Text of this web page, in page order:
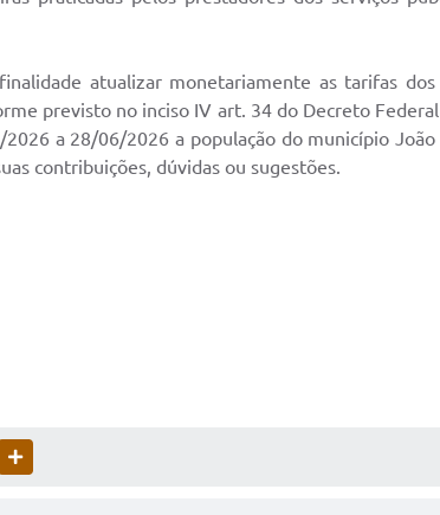
atualizar monetariamente as tarifas
previsto no inciso IV art. 34 do Decreto
a 28/06/2026 a população do município
contribuições, dúvidas ou sugestões.